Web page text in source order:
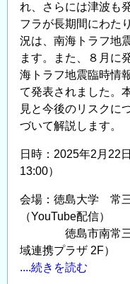
す
る
講
習
会・
研
究
の
れ、さらには津波も
フラが長期間にわた
況は、南海トラフ地
ます。また、８月に
海トラフ地震臨時情
て発表されました。
見と今後のリスクに
づいて解説します。
日時：2025年2月22
13:00）
会場：徳島大学 常
（YouTube配信）
徳島市南常三島
域連携プラザ 2F）
....続きを読む